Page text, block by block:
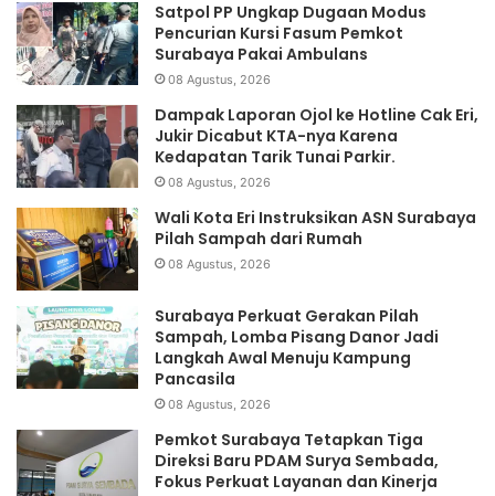
Satpol PP Ungkap Dugaan Modus
Pencurian Kursi Fasum Pemkot
Surabaya Pakai Ambulans
08 Agustus, 2026
Dampak Laporan Ojol ke Hotline Cak Eri,
Jukir Dicabut KTA-nya Karena
Kedapatan Tarik Tunai Parkir.
08 Agustus, 2026
Wali Kota Eri Instruksikan ASN Surabaya
Pilah Sampah dari Rumah
08 Agustus, 2026
Surabaya Perkuat Gerakan Pilah
Sampah, Lomba Pisang Danor Jadi
Langkah Awal Menuju Kampung
Pancasila
08 Agustus, 2026
Pemkot Surabaya Tetapkan Tiga
Direksi Baru PDAM Surya Sembada,
Fokus Perkuat Layanan dan Kinerja